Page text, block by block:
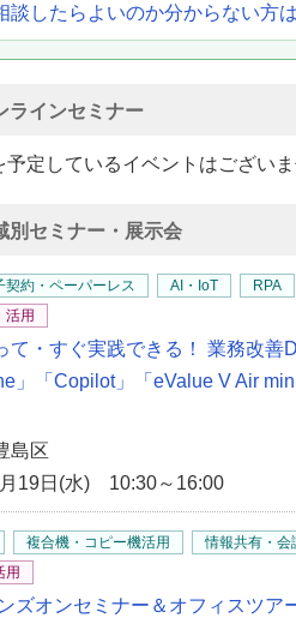
談したらよいのか分からない方
ラインセミナー
定しているイベントはございま
別セミナー・展示会
契約・ペーパーレス AI・IoT RPA
活用
て・すぐ実践できる！ 業務改善
」「Copilot」「eValue V Air
島区
19日(水) 10:30～16:00
複合機・コピー機活用 情報共有・会
用
ズオンセミナー＆オフィスツア